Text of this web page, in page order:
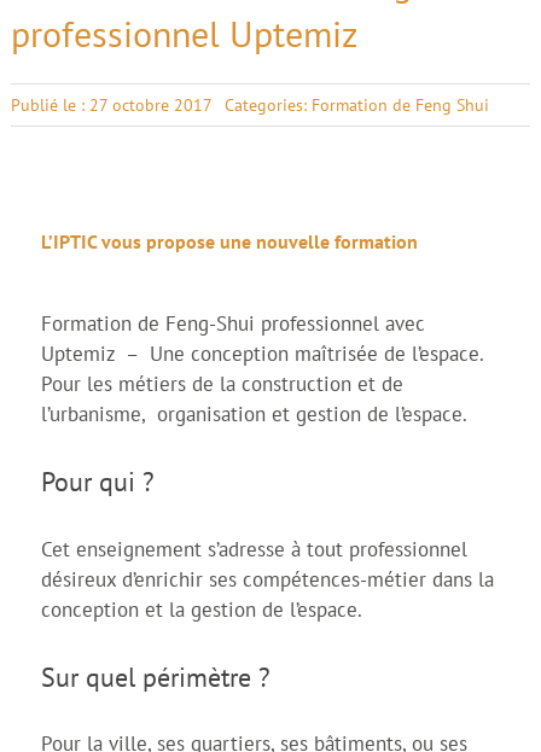
professionnel Uptemiz
Publié le : 27 octobre 2017 Categories: Formation de Feng Shui
L’IPTIC vous propose une nouvelle formation
Formation de Feng-Shui professionnel avec
Uptemiz – Une conception maîtrisée de l’espace.
Pour les métiers de la construction et de
l’urbanisme, organisation et gestion de l’espace.
Pour qui ?
Cet enseignement s’adresse à tout professionnel
désireux d’enrichir ses compétences-métier dans la
conception et la gestion de l’espace.
Sur quel périmètre ?
Pour la ville, ses quartiers, ses bâtiments, ou ses